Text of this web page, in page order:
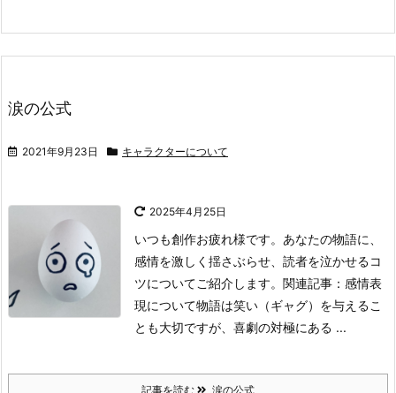
涙の公式
2021年9月23日 キャラクターについて
2025年4月25日
いつも創作お疲れ様です。 あなたの物語に、
感情を激しく揺さぶらせ、読者を泣かせるコ
ツについてご紹介します。 関連記事：感情表
現について物語は笑い（ギャグ）を与えるこ
とも大切ですが、喜劇の対極にある ...
記事を読む 涙の公式